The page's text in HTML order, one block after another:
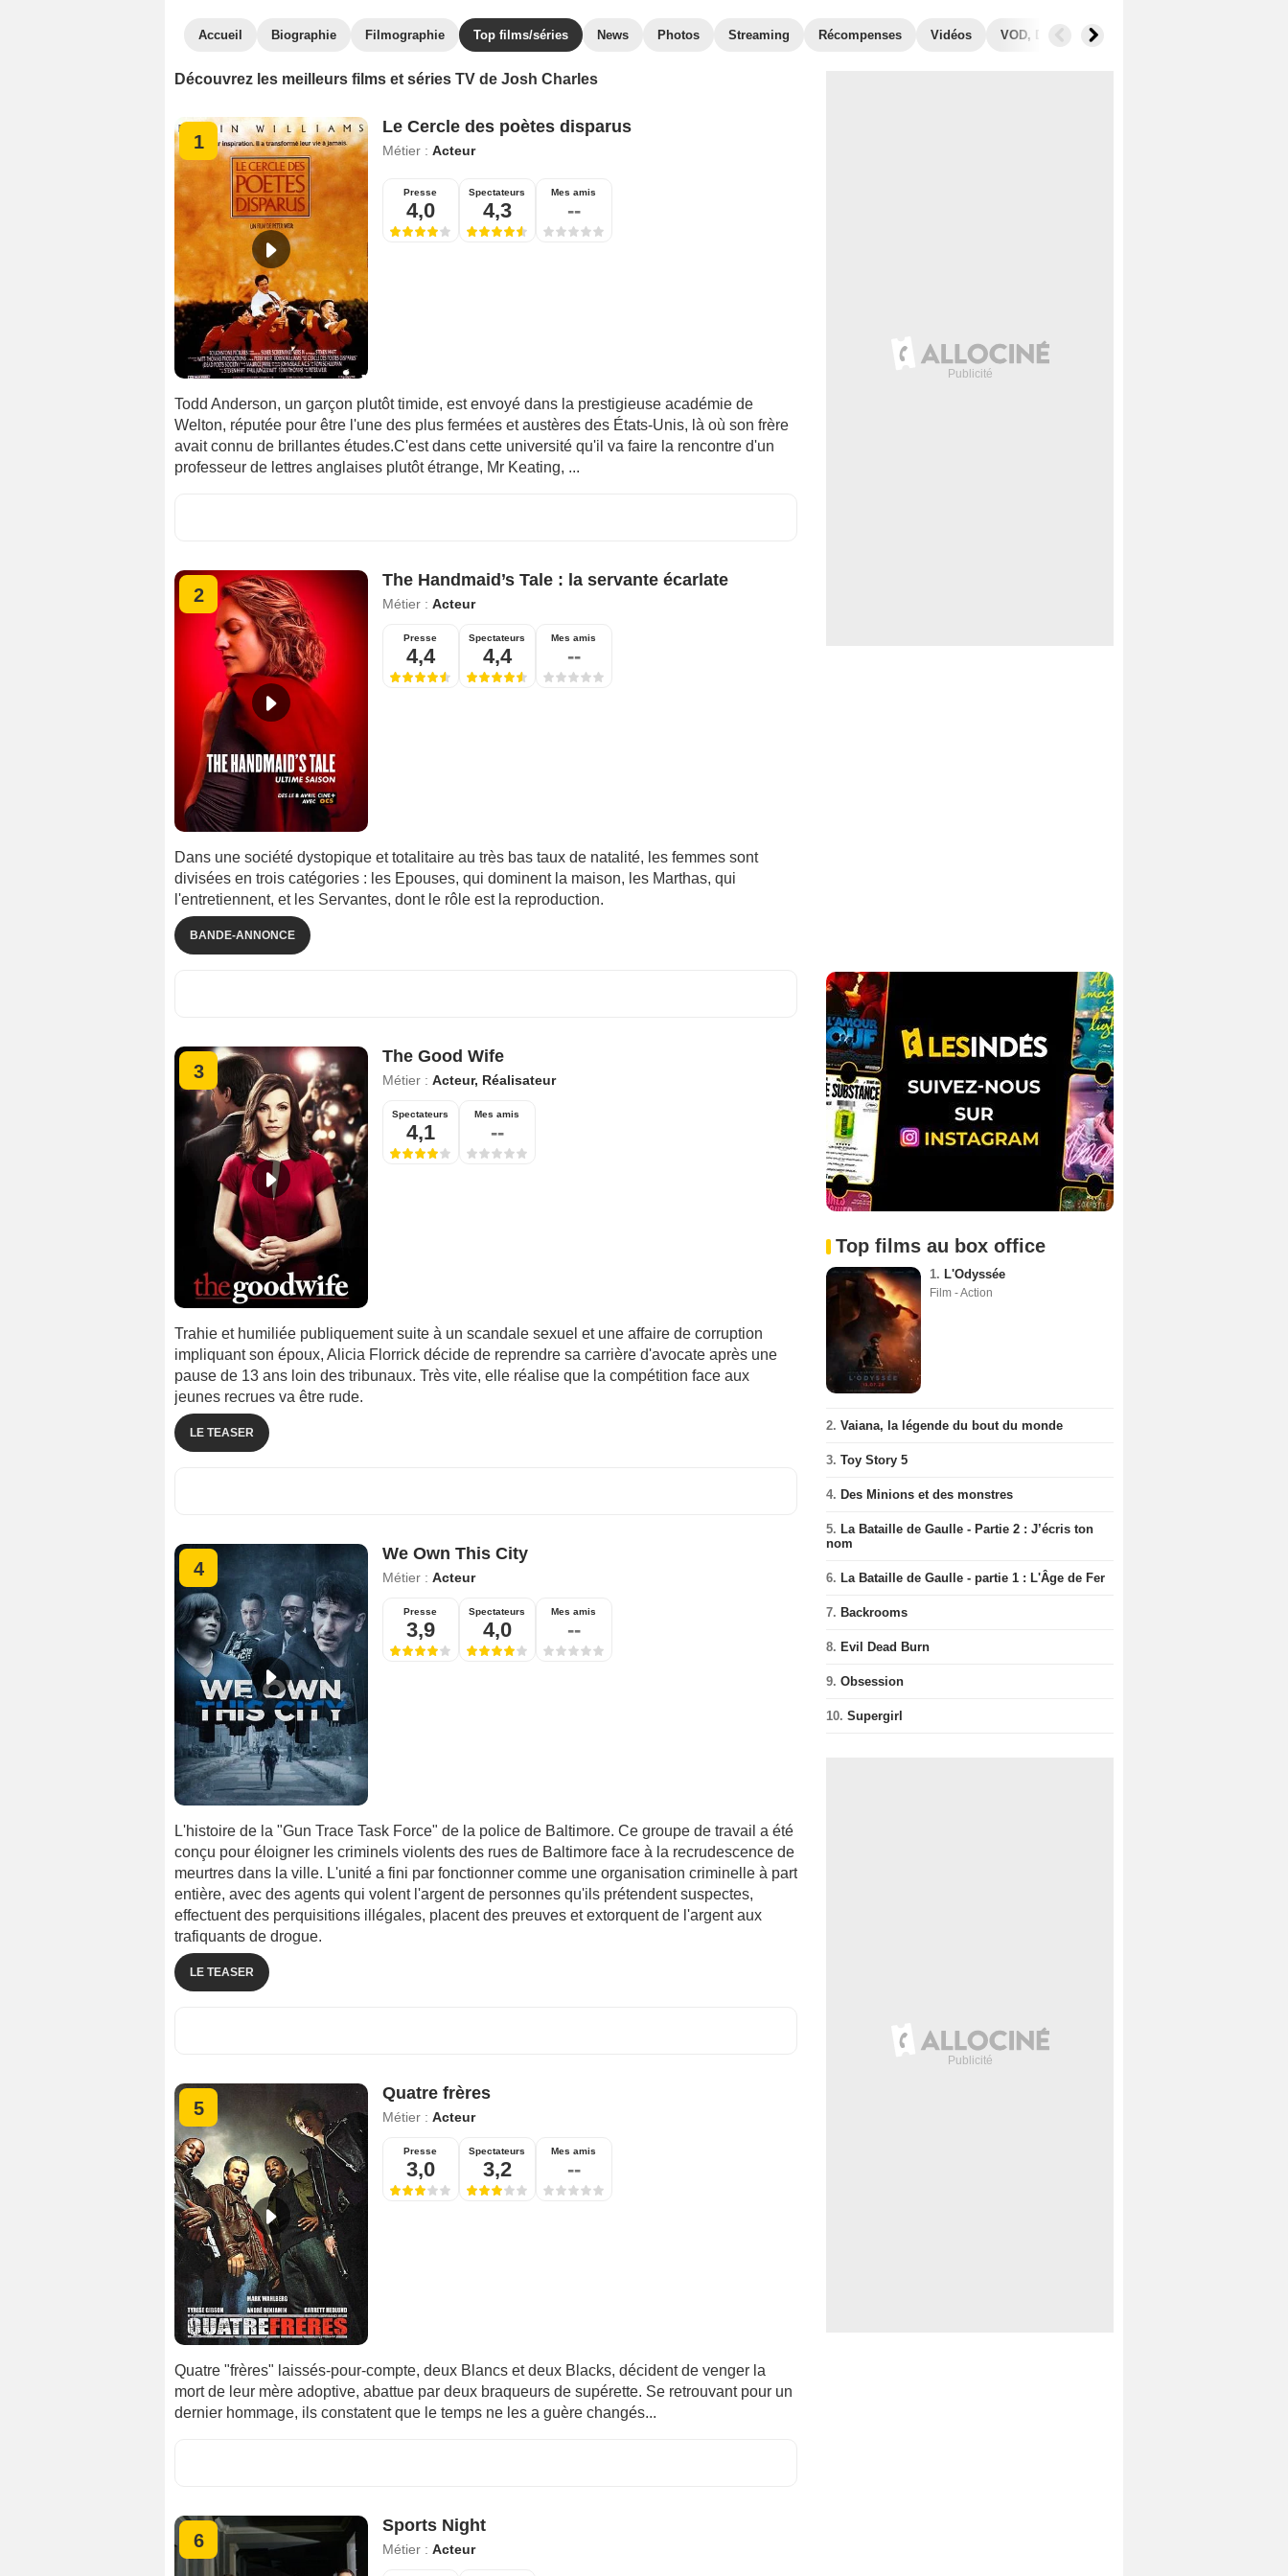
Accueil Biographie Filmographie Top films/séries News Photos Streaming Récompenses Vidéos VOD, DVD
Découvrez les meilleurs films et séries TV de Josh Charles
1
Le Cercle des poètes disparus
Métier : Acteur
Presse
4,0
Spectateurs
4,3
Mes amis
--
Todd Anderson, un garçon plutôt timide, est envoyé dans la prestigieuse académie de
Welton, réputée pour être l'une des plus fermées et austères des États-Unis, là où son frère
avait connu de brillantes études.C'est dans cette université qu'il va faire la rencontre d'un
professeur de lettres anglaises plutôt étrange, Mr Keating, ...
2
The Handmaid’s Tale : la servante écarlate
Métier : Acteur
Presse
4,4
Spectateurs
4,4
Mes amis
--
Dans une société dystopique et totalitaire au très bas taux de natalité, les femmes sont
divisées en trois catégories : les Epouses, qui dominent la maison, les Marthas, qui
l'entretiennent, et les Servantes, dont le rôle est la reproduction.
BANDE-ANNONCE
3
The Good Wife
Métier : Acteur, Réalisateur
Spectateurs
4,1
Mes amis
--
Trahie et humiliée publiquement suite à un scandale sexuel et une affaire de corruption
impliquant son époux, Alicia Florrick décide de reprendre sa carrière d'avocate après une
pause de 13 ans loin des tribunaux. Très vite, elle réalise que la compétition face aux
jeunes recrues va être rude.
LE TEASER
4
We Own This City
Métier : Acteur
Presse
3,9
Spectateurs
4,0
Mes amis
--
L'histoire de la "Gun Trace Task Force" de la police de Baltimore. Ce groupe de travail a été
conçu pour éloigner les criminels violents des rues de Baltimore face à la recrudescence de
meurtres dans la ville. L'unité a fini par fonctionner comme une organisation criminelle à part
entière, avec des agents qui volent l'argent de personnes qu'ils prétendent suspectes,
effectuent des perquisitions illégales, placent des preuves et extorquent de l'argent aux
trafiquants de drogue.
LE TEASER
5
Quatre frères
Métier : Acteur
Presse
3,0
Spectateurs
3,2
Mes amis
--
Quatre "frères" laissés-pour-compte, deux Blancs et deux Blacks, décident de venger la
mort de leur mère adoptive, abattue par deux braqueurs de supérette. Se retrouvant pour un
dernier hommage, ils constatent que le temps ne les a guère changés...
6
Sports Night
Métier : Acteur
Top films au box office
1. L'Odyssée
Film - Action
2. Vaiana, la légende du bout du monde
3. Toy Story 5
4. Des Minions et des monstres
5. La Bataille de Gaulle - Partie 2 : J’écris ton
nom
6. La Bataille de Gaulle - partie 1 : L'Âge de Fer
7. Backrooms
8. Evil Dead Burn
9. Obsession
10. Supergirl